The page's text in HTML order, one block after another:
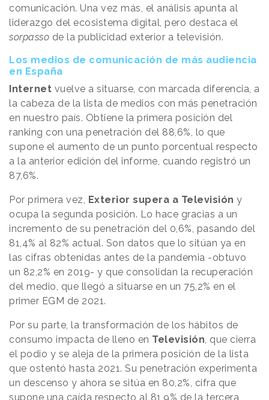
comunicación. Una vez más, el análisis apunta al
liderazgo del ecosistema digital, pero destaca el
sorpasso de la publicidad exterior a televisión.
Los medios de comunicación de más audiencia
en España
Internet vuelve a situarse, con marcada diferencia, a
la cabeza de la lista de medios con más penetración
en nuestro país. Obtiene la primera posición del
ranking con una penetración del 88,6%, lo que
supone el aumento de un punto porcentual respecto
a la anterior edición del informe, cuando registró un
87,6%.
Por primera vez, Exterior supera a Televisión y
ocupa la segunda posición. Lo hace gracias a un
incremento de su penetración del 0,6%, pasando del
81,4% al 82% actual. Son datos que lo sitúan ya en
las cifras obtenidas antes de la pandemia -obtuvo
un 82,2% en 2019- y que consolidan la recuperación
del medio, que llegó a situarse en un 75,2% en el
primer EGM de 2021.
Por su parte, la transformación de los hábitos de
consumo impacta de lleno en Televisión , que cierra
el podio y se aleja de la primera posición de la lista
que ostentó hasta 2021. Su penetración experimenta
un descenso y ahora se sitúa en 80,2%, cifra que
supone una caída respecto al 81,9% de la tercera